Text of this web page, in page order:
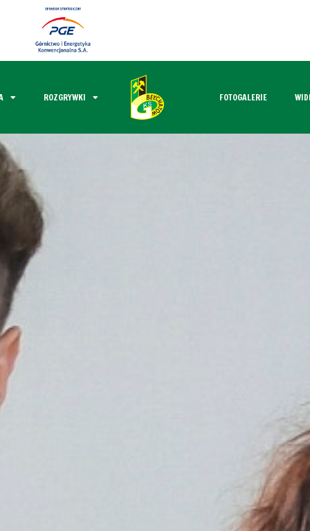
ROZGRYWKI FOTOGALERIE